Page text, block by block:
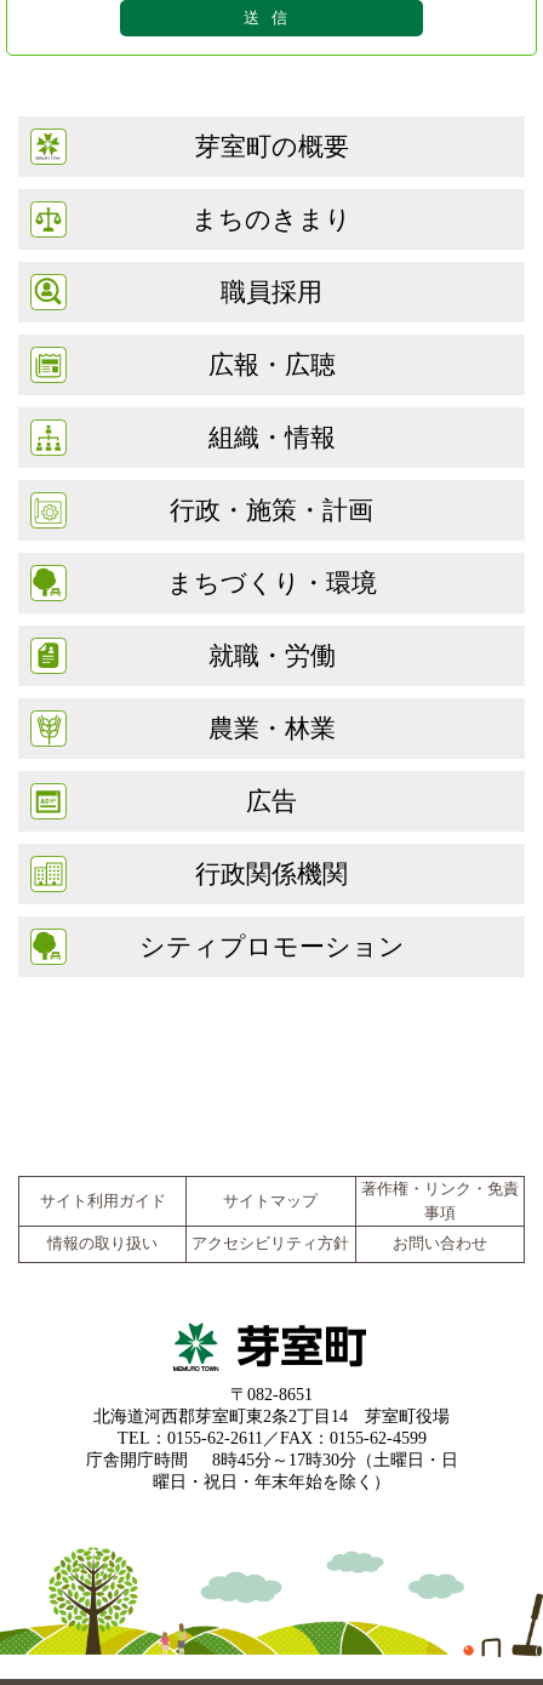
芽室町の概要
まちのきまり
職員採用
広報・広聴
組織・情報
行政・施策・計画
まちづくり・環境
就職・労働
農業・林業
広告
行政関係機関
シティプロモーション
サイト利用ガイド サイトマップ
著作権・リンク・免責
事項
情報の取り扱い
アクセシビリティ方針 お問い合わせ
〒082-8651
北海道河西郡芽室町東2条2丁目14 芽室町役場
TEL：0155-62-2611／FAX：0155-62-4599
庁舎開庁時間
8時45分～17時30分（土曜日・日
曜日・祝日・年末年始を除く）